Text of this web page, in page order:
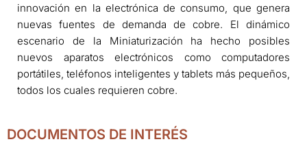
innovación en la electrónica de consumo, que genera
nuevas fuentes de demanda de cobre. El dinámico
escenario de la Miniaturización ha hecho posibles
nuevos aparatos electrónicos como computadores
portátiles, teléfonos inteligentes y tablets más pequeños,
todos los cuales requieren cobre.
DOCUMENTOS DE INTERÉS